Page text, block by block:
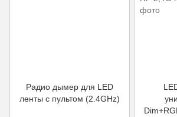
Радио дымер для LED
ленты с пультом (2.4GHz)